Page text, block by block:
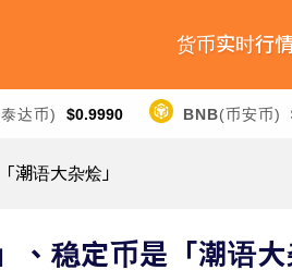
货币实时行
达币) $0.9990 BNB(币安币)
潮语大杂烩」
稳定币是「潮语大